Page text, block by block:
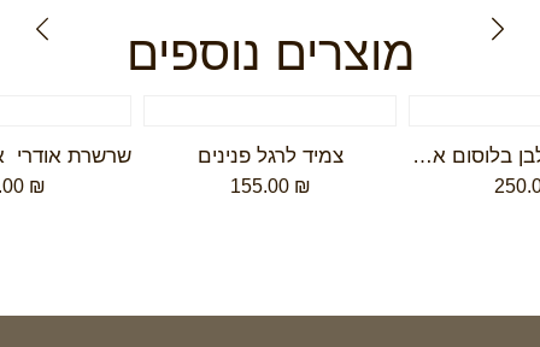
מוצרים נוספים
זוג עגילי פרח לבן בלוסום ארוך white flower blossom long- earrings צמיד לרגל פנינים
155.00 ₪
₪